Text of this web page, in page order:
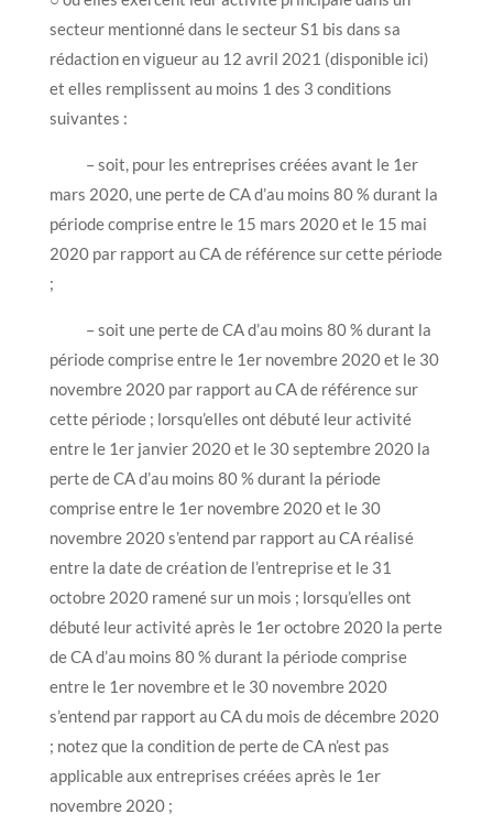
secteur mentionné dans le secteur S1 bis dans sa
rédaction en vigueur au 12 avril 2021 (disponible ici)
et elles remplissent au moins 1 des 3 conditions
suivantes :
– soit, pour les entreprises créées avant le 1er
mars 2020, une perte de CA d’au moins 80 % durant la
période comprise entre le 15 mars 2020 et le 15 mai
2020 par rapport au CA de référence sur cette période
;
– soit une perte de CA d’au moins 80 % durant la
période comprise entre le 1er novembre 2020 et le 30
novembre 2020 par rapport au CA de référence sur
cette période ; lorsqu’elles ont débuté leur activité
entre le 1er janvier 2020 et le 30 septembre 2020 la
perte de CA d’au moins 80 % durant la période
comprise entre le 1er novembre 2020 et le 30
novembre 2020 s’entend par rapport au CA réalisé
entre la date de création de l’entreprise et le 31
octobre 2020 ramené sur un mois ; lorsqu’elles ont
débuté leur activité après le 1er octobre 2020 la perte
de CA d’au moins 80 % durant la période comprise
entre le 1er novembre et le 30 novembre 2020
s’entend par rapport au CA du mois de décembre 2020
; notez que la condition de perte de CA n’est pas
applicable aux entreprises créées après le 1er
novembre 2020 ;